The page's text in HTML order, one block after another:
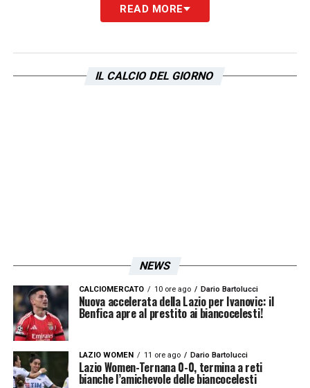
interrompere il contratto che legava
di 19 partite ufficiali, divise in 12 partite di
Laliga Santander, sei di Champions League e
READ MORE
IL CALCIO DEL GIORNO
NEWS
CALCIOMERCATO 10 ore ago Dario Bartolucci
Nuova accelerata della Lazio per Ivanovic: il
Benfica apre al prestito ai biancocelesti!
LAZIO WOMEN 11 ore ago Dario Bartolucci
Lazio Women-Ternana 0-0, termina a reti
bianche l’amichevole delle biancocelesti